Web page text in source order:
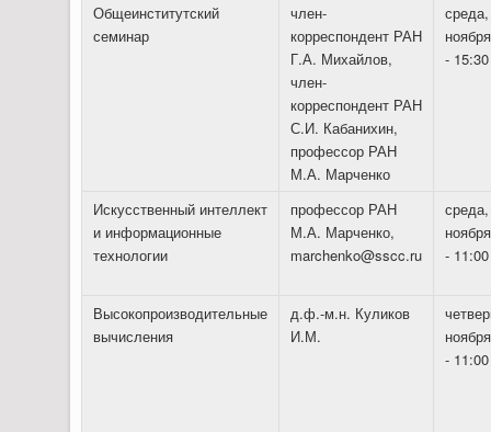
Общеинститутский
семинар
член-
корреспондент РАН
Г.А. Михайлов,
член-
корреспондент РАН
С.И. Кабанихин,
профессор РАН
М.А. Марченко
- 15:30
Искусственный интеллект
и информационные
технологии
профессор РАН
М.А. Марченко,
marchenko@sscc.ru
- 11:00
Высокопроизводительные
вычисления
д.ф.-м.н. Куликов
И.М.
- 11:00